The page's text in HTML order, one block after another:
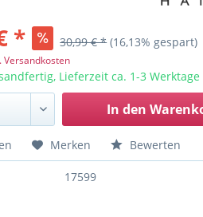
* 30,99 € * (16,13% gespart)
Versandkosten
Lieferzeit ca. 1-3 Werktage
In den
Merken Bewerten
17599